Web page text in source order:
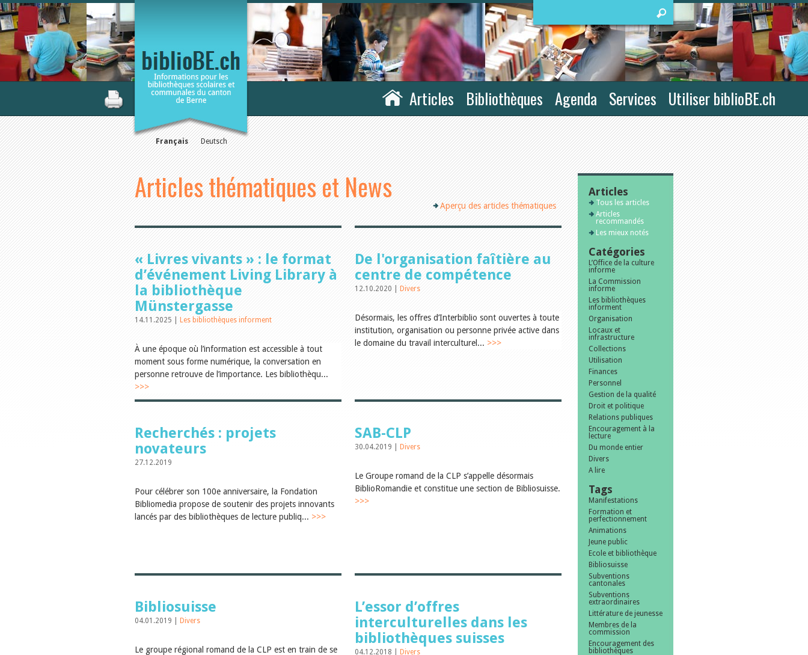
Français Deutsch
Articles Bibliothèques Agenda Services Utiliser biblioBE.ch
Articles thématiques et News
Aperçu des articles thématiques
« Livres vivants » : le format
d’événement Living Library à
la bibliothèque
Münstergasse
14.11.2025 | Les bibliothèques informent
À une époque où l’information est accessible à tout
moment sous forme numérique, la conversation en
personne retrouve de l’importance. Les bibliothèqu...
>>>
De l'organisation faîtière au
centre de compétence
12.10.2020 | Divers
Désormais, les offres d’Interbiblio sont ouvertes à toute
institution, organisation ou personne privée active dans
le domaine du travail interculturel... >>>
Recherchés : projets
novateurs
27.12.2019
Pour célébrer son 100e anniversaire, la Fondation
Bibliomedia propose de soutenir des projets innovants
lancés par des bibliothèques de lecture publiq... >>>
SAB-CLP
30.04.2019 | Divers
Le Groupe romand de la CLP s’appelle désormais
BiblioRomandie et constitue une section de Bibliosuisse.
>>>
Bibliosuisse
04.01.2019 | Divers
Le groupe régional romand de la CLP est en train de se
L’essor d’offres
interculturelles dans les
bibliothèques suisses
04.12.2018 | Divers
Articles
Tous les articles
Articles
recommandés
Les mieux notés
Catégories
L’Office de la culture
informe
La Commission
informe
Les bibliothèques
informent
Organisation
Locaux et
infrastructure
Collections
Utilisation
Finances
Personnel
Gestion de la qualité
Droit et politique
Relations publiques
Encouragement à la
lecture
Du monde entier
Divers
A lire
Tags
Manifestations
Formation et
perfectionnement
Animations
Jeune public
Ecole et bibliothèque
Bibliosuisse
Subventions
cantonales
Subventions
extraordinaires
Littérature de jeunesse
Membres de la
commission
Encouragement des
bibliothèques